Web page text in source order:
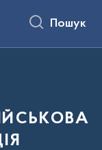
Пошук